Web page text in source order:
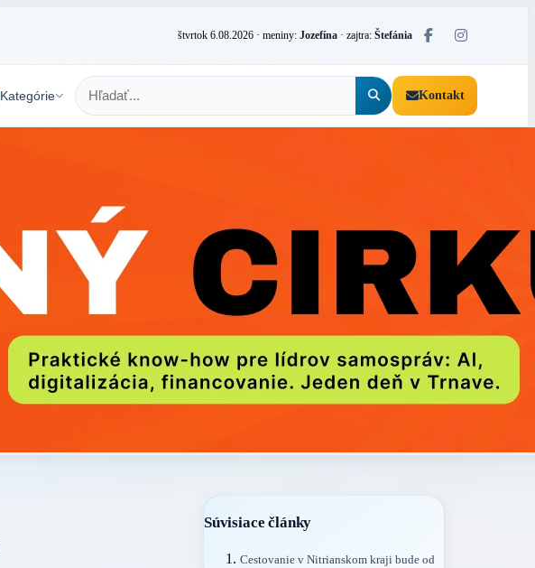
štvrtok 6.08.2026 · meniny: Jozefína · zajtra: Štefánia
Kategórie Kontakt
Súvisiace články
Cestovanie v Nitrianskom kraji bude od